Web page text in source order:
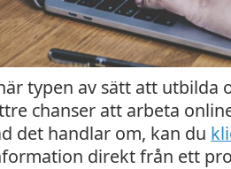
typen av sätt att utbilda
chanser att arbeta
det handlar om, kan du
direkt från ett